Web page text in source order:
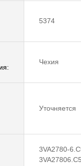
5374
Чехия
Уточняется
3VA2780-